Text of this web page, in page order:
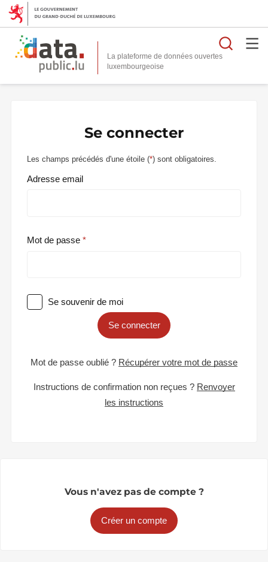
La plateforme de données ouvertes
Se connecter
Les champs précédés d'une étoile (*) sont obligatoires.
Adresse email
Mot de passe
Se souvenir de moi
Se connecter
Mot de passe oublié ? Récupérer votre mot de passe
Instructions de confirmation non reçues ? Renvoyer
les instructions
Vous n'avez pas de compte ?
Créer un compte